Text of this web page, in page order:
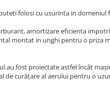
folosi cu usurinta in domeniul
amortizare eficienta
montat in unghi pentru o priza
au fost proiectate astfel încât
de curăţare al aerului pentru o